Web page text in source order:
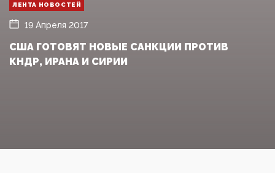
ЛЕНТА НОВОСТЕЙ
19 Апреля 2017
США ГОТОВЯТ НОВЫЕ САНКЦИИ ПРОТИВ
КНДР, ИРАНА И СИРИИ